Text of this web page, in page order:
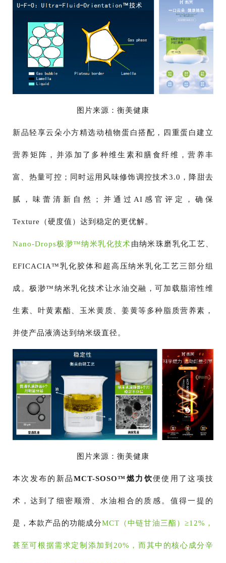
图片来源：衡美健康
新品轻享云朵小方精选动植物蛋白搭配，四重蛋白建立
营养矩阵，并添加了多种维生素和膳食纤维，营养丰
富、热量可控；同时运用风味修饰调控技术3.0，降甜去
腻，味蕾清新自然；并通过AI感官评定，确保
Texture（硬度值）达到稳定的更优解。
Nano-Drops极渺™纳米乳化技术由纳米珠磨乳化工艺、
EFICACIA™乳化胶体和超高压纳米乳化工艺三部分组
成。极渺™纳米乳化技术让水油交融，可加载脂溶性维
生素、叶黄素酯、玉米黄质、姜黄等多种脂质营养素，
并使产品液滴达到纳米级直径。
图片来源：衡美健康
本次发布的新品MCT-SOSO™燃力饮便使用了这项技
术，达到了细密顺滑、水油相合的质感。值得一提的
是，本款产品的功能成分MCT（中链甘油三酯）≥12%，
甚至可根据需求定制添加到20%，而其中的核心成分辛